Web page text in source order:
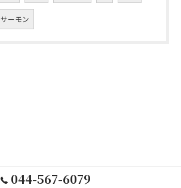
サーモン
044-567-6079